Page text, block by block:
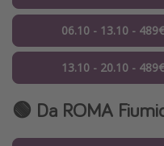
06.10 - 13.10 - 489€
13.10 - 20.10 - 489€
🟢 Da ROMA